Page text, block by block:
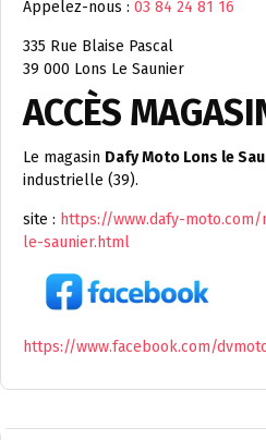
Appelez-nous : 03 84 24 81 16
335 Rue Blaise Pascal
39 000 Lons Le Saunier
ACCÈS
Le magasin Dafy Moto Lons le
industrielle (39).
site : https://www.dafy-
le-saunier.html
https://www.facebook.com/